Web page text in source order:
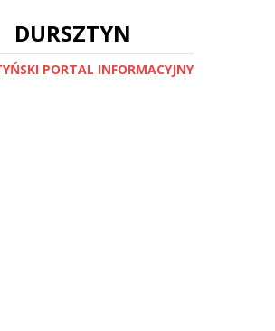
DURSZTYN
PORTAL INFORMACYJNY